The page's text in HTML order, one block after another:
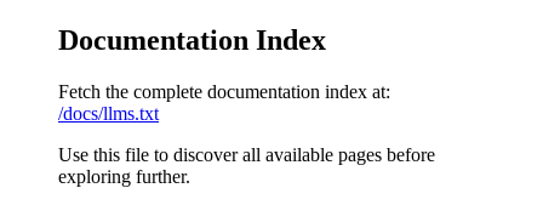
Documentation Index
Fetch the complete documentation index at:
/docs/llms.txt
Use this file to discover all available pages before
exploring further.